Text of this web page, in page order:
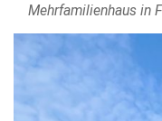
Mehrfamilienhaus in